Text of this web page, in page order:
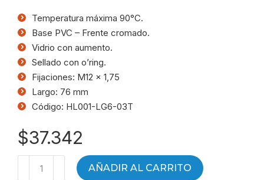
Temperatura máxima 90°C.
Base PVC – Frente cromado.
Vidrio con aumento.
Sellado con o’ring.
Fijaciones: M12 x 1,75
Largo: 76 mm
Código: HL001-LG6-03T
$37.342
AÑADIR AL CARRITO